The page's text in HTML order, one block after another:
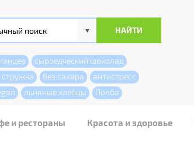
сыроедческий шоколад
стружка без сахара
антистресс
льняные хлебцы Полба
и рестораны Красота и здоровье